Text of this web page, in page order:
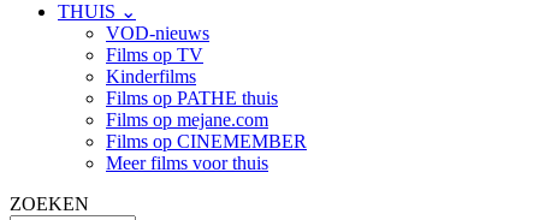
THUIS ⌄
VOD-nieuws
Films op TV
Kinderfilms
Films op PATHE thuis
Films op mejane.com
Films op CINEMEMBER
Meer films voor thuis
ZOEKEN